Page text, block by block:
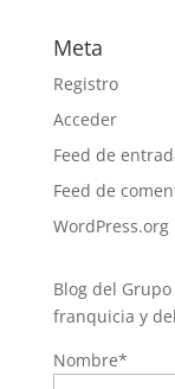
Meta
Registro
Acceder
Feed de
Feed de
WordPress.org
Blog del
franquicia y
Nombre*